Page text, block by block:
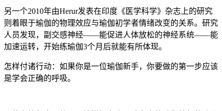
另一个2010年由Herur发表在印度《医学科学》杂志上的研究
则着眼于瑜伽的物理效应与瑜伽初学者情绪改变的关系。研究
人员发现，副交感神经——能促进人体放松的神经系统——能
加速运转，开始练瑜伽3个月后就能有所体现。
怎样付诸行动：如果你是一位瑜伽新手，你要做的第一步应该
是学会正确的呼吸。